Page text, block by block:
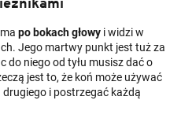
po bokach głowy i widzi w
Jego martwy punkt jest tuż za
do niego od tyłu musisz dać o
jest to, że koń może używać
drugiego i postrzegać każdą